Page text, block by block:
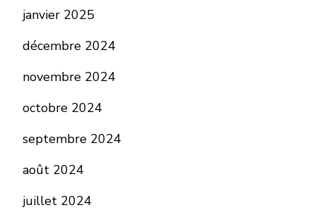
janvier 2025
décembre 2024
novembre 2024
octobre 2024
septembre 2024
août 2024
juillet 2024